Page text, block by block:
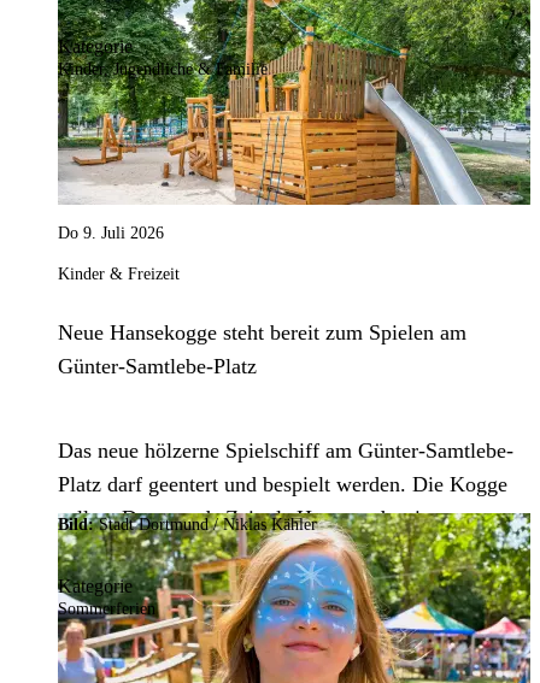
Kategorie
Kinder, Jugendliche & Familie
Do 9. Juli 2026
Kinder & Freizeit
Neue Hansekogge steht bereit zum Spielen am
Günter-Samtlebe-Platz
Das neue hölzerne Spielschiff am Günter-Samtlebe-
Platz darf geentert und bespielt werden. Die Kogge
soll an Dortmunds Zeit als Hansestadt erinnern.
Bild:Stadt Dortmund/Niklas Kähler
Kategorie
Sommerferien